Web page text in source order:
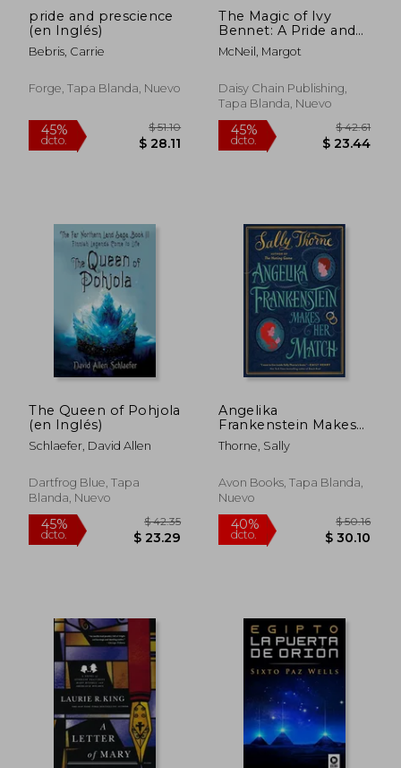
pride and prescience
(en Inglés)
Bebris, Carrie
Forge, Tapa Blanda, Nuevo
45%
The Magic of Ivy
Bennet: A Pride and
Prejudice Variation
(en Inglés)
McNeil, Margot
Daisy Chain Publishing,
Tapa Blanda, Nuevo
45%
The Queen of Pohjola
(en Inglés)
Schlaefer, David Allen
Dartfrog Blue, Tapa
Blanda, Nuevo
Angelika
Frankenstein Makes
her Match: A Novel
(en Inglés)
Thorne, Sally
Avon Books, Tapa Blanda,
Nuevo